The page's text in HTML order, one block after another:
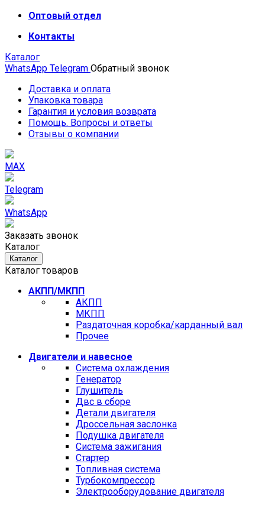
Оптовый отдел
Контакты
Каталог
WhatsApp Telegram Обратный звонок
Доставка и оплата
Упаковка товара
Гарантия и условия возврата
Помощь. Вопросы и ответы
Отзывы о компании
MAX
Telegram
WhatsApp
Заказать звонок
Каталог
Каталог
Каталог товаров
АКПП/МКПП
АКПП
МКПП
Раздаточная коробка/карданный вал
Прочее
Двигатели и навесное
Cистема охлаждения
Генератор
Глушитель
Двс в сборе
Детали двигателя
Дроссельная заслонка
Подушка двигателя
Система зажигания
Стартер
Топливная система
Турбокомпрессор
Электрооборудование двигателя